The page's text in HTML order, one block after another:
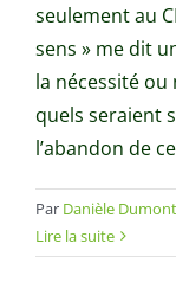
seulement au
sens » me dit
la nécessité ou
quels seraient
l’abandon de
Par Danièle Dumont
Lire la suite